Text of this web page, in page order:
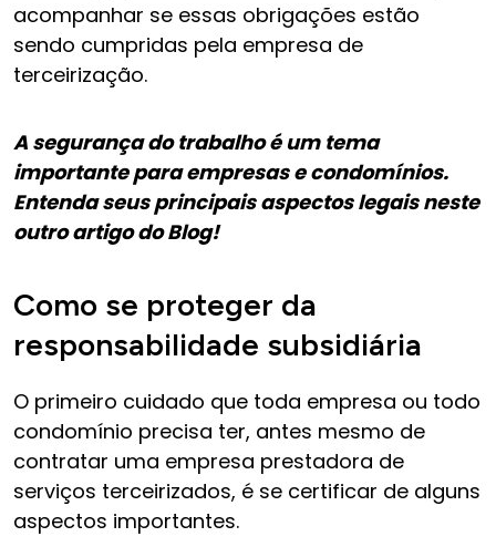
acompanhar se essas obrigações estão
sendo cumpridas pela empresa de
terceirização.
A segurança do trabalho é um tema
importante para empresas e condomínios.
Entenda seus principais aspectos legais neste
outro artigo do Blog!
Como se proteger da
responsabilidade subsidiária
O primeiro cuidado que toda empresa ou todo
condomínio precisa ter, antes mesmo de
contratar uma empresa prestadora de
serviços terceirizados, é se certificar de alguns
aspectos importantes.